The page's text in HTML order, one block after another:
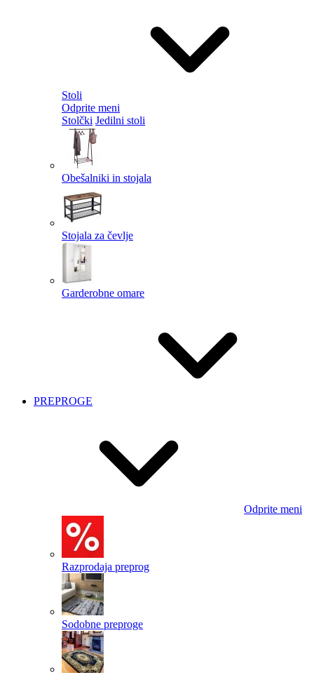
Stoli
Odprite meni
Stolčki Jedilni stoli
Obešalniki in stojala
Stojala za čevlje
Garderobne omare
PREPROGE
Odprite meni
Razprodaja preprog
Sodobne preproge